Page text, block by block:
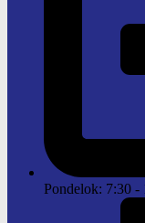
Pondelok: 7:30 -